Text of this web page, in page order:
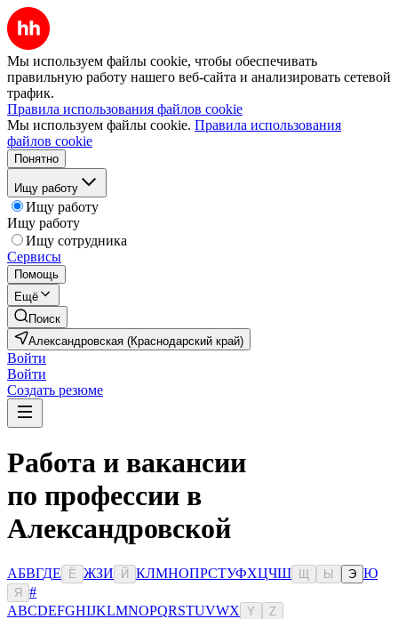
Мы используем файлы cookie, чтобы обеспечивать
правильную работу нашего веб-сайта и анализировать сетевой
трафик.
Правила использования файлов cookie
Мы используем файлы cookie. Правила использования
файлов cookie
Понятно
Ищу работу
Ищу работу
Ищу работу
Ищу сотрудника
Сервисы
Помощь
Ещё
Поиск
Александровская (Краснодарский край)
Войти
Войти
Создать резюме
Работа и вакансии
по профессии в
Александровской
АБВГДЕ Ё ЖЗИ Й КЛМНОПРСТУФХЦЧШ Ы Э Ю
Я
#
ABCDEFGHIJKLMNOPQRSTUVWX Y Z